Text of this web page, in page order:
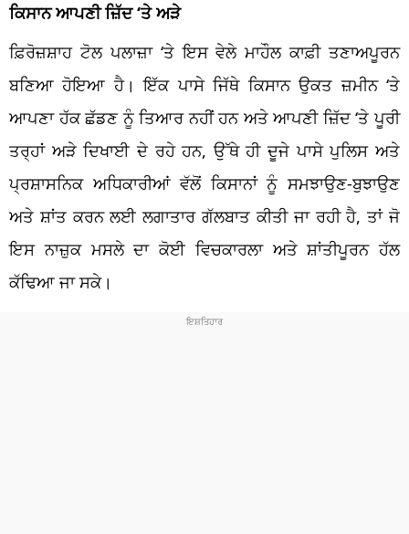
ਕਿਸਾਨ ਆਪਣੀ ਜ਼ਿੱਦ ‘ਤੇ ਅੜੇ
ਫ਼ਿਰੋਜ਼ਸ਼ਾਹ ਟੋਲ ਪਲਾਜ਼ਾ ‘ਤੇ ਇਸ ਵੇਲੇ ਮਾਹੌਲ ਕਾਫ਼ੀ ਤਣਾਅਪੂਰਨ
ਬਣਿਆ ਹੋਇਆ ਹੈ। ਇੱਕ ਪਾਸੇ ਜਿੱਥੇ ਕਿਸਾਨ ਉਕਤ ਜ਼ਮੀਨ ‘ਤੇ
ਆਪਣਾ ਹੱਕ ਛੱਡਣ ਨੂੰ ਤਿਆਰ ਨਹੀਂ ਹਨ ਅਤੇ ਆਪਣੀ ਜ਼ਿੱਦ ‘ਤੇ ਪੂਰੀ
ਤਰ੍ਹਾਂ ਅੜੇ ਦਿਖਾਈ ਦੇ ਰਹੇ ਹਨ, ਉੱਥੇ ਹੀ ਦੂਜੇ ਪਾਸੇ ਪੁਲਿਸ ਅਤੇ
ਪ੍ਰਸ਼ਾਸਨਿਕ ਅਧਿਕਾਰੀਆਂ ਵੱਲੋਂ ਕਿਸਾਨਾਂ ਨੂੰ ਸਮਝਾਉਣ-ਬੁਝਾਉਣ
ਅਤੇ ਸ਼ਾਂਤ ਕਰਨ ਲਈ ਲਗਾਤਾਰ ਗੱਲਬਾਤ ਕੀਤੀ ਜਾ ਰਹੀ ਹੈ, ਤਾਂ ਜੋ
ਇਸ ਨਾਜ਼ੁਕ ਮਸਲੇ ਦਾ ਕੋਈ ਵਿਚਕਾਰਲਾ ਅਤੇ ਸ਼ਾਂਤੀਪੂਰਨ ਹੱਲ
ਕੱਢਿਆ ਜਾ ਸਕੇ।